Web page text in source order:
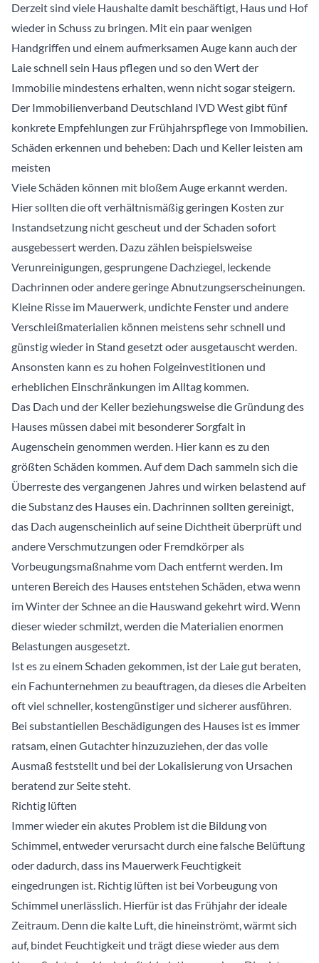
Derzeit sind viele Haushalte damit beschäftigt, Haus und Hof
wieder in Schuss zu bringen. Mit ein paar wenigen
Handgriffen und einem aufmerksamen Auge kann auch der
Laie schnell sein Haus pflegen und so den Wert der
Immobilie mindestens erhalten, wenn nicht sogar steigern.
Der Immobilienverband Deutschland IVD West gibt fünf
konkrete Empfehlungen zur Frühjahrspflege von Immobilien.
Schäden erkennen und beheben: Dach und Keller leisten am
meisten
Viele Schäden können mit bloßem Auge erkannt werden.
Hier sollten die oft verhältnismäßig geringen Kosten zur
Instandsetzung nicht gescheut und der Schaden sofort
ausgebessert werden. Dazu zählen beispielsweise
Verunreinigungen, gesprungene Dachziegel, leckende
Dachrinnen oder andere geringe Abnutzungserscheinungen.
Kleine Risse im Mauerwerk, undichte Fenster und andere
Verschleißmaterialien können meistens sehr schnell und
günstig wieder in Stand gesetzt oder ausgetauscht werden.
Ansonsten kann es zu hohen Folgeinvestitionen und
erheblichen Einschränkungen im Alltag kommen.
Das Dach und der Keller beziehungsweise die Gründung des
Hauses müssen dabei mit besonderer Sorgfalt in
Augenschein genommen werden. Hier kann es zu den
größten Schäden kommen. Auf dem Dach sammeln sich die
Überreste des vergangenen Jahres und wirken belastend auf
die Substanz des Hauses ein. Dachrinnen sollten gereinigt,
das Dach augenscheinlich auf seine Dichtheit überprüft und
andere Verschmutzungen oder Fremdkörper als
Vorbeugungsmaßnahme vom Dach entfernt werden. Im
unteren Bereich des Hauses entstehen Schäden, etwa wenn
im Winter der Schnee an die Hauswand gekehrt wird. Wenn
dieser wieder schmilzt, werden die Materialien enormen
Belastungen ausgesetzt.
Ist es zu einem Schaden gekommen, ist der Laie gut beraten,
ein Fachunternehmen zu beauftragen, da dieses die Arbeiten
oft viel schneller, kostengünstiger und sicherer ausführen.
Bei substantiellen Beschädigungen des Hauses ist es immer
ratsam, einen Gutachter hinzuzuziehen, der das volle
Ausmaß feststellt und bei der Lokalisierung von Ursachen
beratend zur Seite steht.
Richtig lüften
Immer wieder ein akutes Problem ist die Bildung von
Schimmel, entweder verursacht durch eine falsche Belüftung
oder dadurch, dass ins Mauerwerk Feuchtigkeit
eingedrungen ist. Richtig lüften ist bei Vorbeugung von
Schimmel unerlässlich. Hierfür ist das Frühjahr der ideale
Zeitraum. Denn die kalte Luft, die hineinströmt, wärmt sich
auf, bindet Feuchtigkeit und trägt diese wieder aus dem